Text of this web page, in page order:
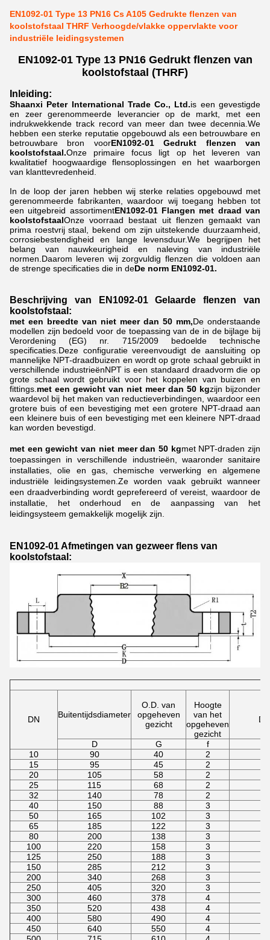
EN1092-01 Type 13 PN16 Cs A105 Gedrukte flenzen van
koolstofstaal THRF Verhoogde/vlakke oppervlakte voor
industriële leidingsystemen
EN1092-01 Type 13 PN16 Gedrukt flenzen van
koolstofstaal (THRF)
Inleiding:
Shaanxi Peter International Trade Co., Ltd.is een gevestigde
en zeer gerenommeerde leverancier op de markt, met een
indrukwekkende track record van meer dan twee decennia.We
hebben een sterke reputatie opgebouwd als een betrouwbare en
betrouwbare bron voorEN1092-01 Gedrukt flenzen van
koolstofstaal.Onze primaire focus ligt op het leveren van
kwalitatief hoogwaardige flensoplossingen en het waarborgen
van klanttevredenheid.
In de loop der jaren hebben wij sterke relaties opgebouwd met
gerenommeerde fabrikanten, waardoor wij toegang hebben tot
een uitgebreid assortimentEN1092-01 Flangen met draad van
koolstofstaalOnze voorraad bestaat uit flenzen gemaakt van
prima roestvrij staal, bekend om zijn uitstekende duurzaamheid,
corrosiebestendigheid en lange levensduur.We begrijpen het
belang van nauwkeurigheid en naleving van industriële
normen.Daarom leveren wij zorgvuldig flenzen die voldoen aan
de strenge specificaties die in deDe norm EN1092-01.
Beschrijving van EN1092-01 Gelaarde flenzen van
koolstofstaal:
met een breedte van niet meer dan 50 mm,De onderstaande
modellen zijn bedoeld voor de toepassing van de in de bijlage bij
Verordening (EG) nr. 715/2009 bedoelde technische
specificaties.Deze configuratie vereenvoudigt de aansluiting op
mannelijke NPT-draadbuizen en wordt op grote schaal gebruikt in
verschillende industrieënNPT is een standaard draadvorm die op
grote schaal wordt gebruikt voor het koppelen van buizen en
fittings. met een gewicht van niet meer dan 50 kgzijn bijzonder
waardevol bij het maken van reductieverbindingen, waardoor een
grotere buis of een bevestiging met een grotere NPT-draad aan
een kleinere buis of een bevestiging met een kleinere NPT-draad
kan worden bevestigd.
met een gewicht van niet meer dan 50 kgmet NPT-draden zijn
toepassingen in verschillende industrieën, waaronder sanitaire
installaties, olie en gas, chemische verwerking en algemene
industriële leidingsystemen.Ze worden vaak gebruikt wanneer
een draadverbinding wordt geprefereerd of vereist, waardoor de
installatie, het onderhoud en de aanpassing van het
leidingsysteem gemakkelijk mogelijk zijn.
EN1092-01 Afmetingen van gezweer flens van
koolstofstaal:
DN Buitentijdsdiameter
O.D. van
opgeheven
gezicht
Hoogte
van het
opgeheven
gezicht
D G
f
10
90 40
2
15
95 45
2
20
105 58
2
25
115 68
2
32
140 78
2
40
150 88
3
50
165 102
3
65
185 122 3
80
200 138 3
100
220 158 3
125
250 188 3
150
285 212 3
200
340 268 3
250
405 320 3
300
460 378 4
350
520 438 4
400
580 490 4
450
640 550 4